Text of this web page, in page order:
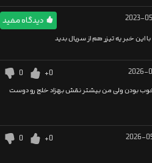
2023- دیدگاه مفید
خبر یه تیزر هم از سریال بدید
2026-
+0
0
خوب بودن ولی من بیشتر نقش بهزاد خلج رو دوست
2026-
+0
0